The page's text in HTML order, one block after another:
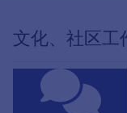
文化、社区工